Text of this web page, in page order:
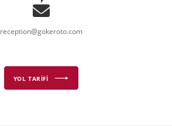
reception@gokeroto.com
YOL TARİFİ